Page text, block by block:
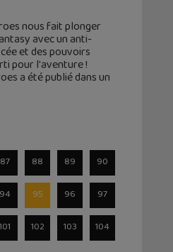
nous fait plonger
avec un anti-
et des pouvoirs
pour l'aventure !
a été publié dans un
87 88 89 90
94 95 96 97
101 102 103 104